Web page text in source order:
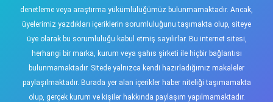
denetleme veya araştırma yükümlülüğümüz bulunmamaktadır. Ancak,
üyelerimiz yazdıkları içeriklerin sorumluluğunu taşımakta olup, siteye
üye olarak bu sorumluluğu kabul etmiş sayılırlar. Bu internet sitesi,
herhangi bir marka, kurum veya şahıs şirketi ile hiçbir bağlantısı
bulunmamaktadır. Sitede yalnızca kendi hazırladığımız makaleler
paylaşılmaktadır. Burada yer alan içerikler haber niteliği taşımamakta
olup, gerçek kurum ve kişiler hakkında paylaşım yapılmamaktadır.